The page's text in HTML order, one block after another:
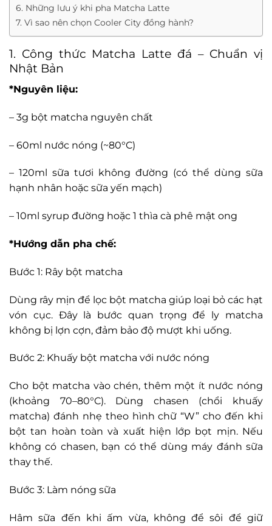
6. Những lưu ý khi pha Matcha Latte
7. Vì sao nên chọn Cooler City đồng hành?
1. Công thức Matcha Latte đá – Chuẩn vị
Nhật Bản
*Nguyên liệu:
– 3g bột matcha nguyên chất
– 60ml nước nóng (~80°C)
– 120ml sữa tươi không đường (có thể dùng sữa
hạnh nhân hoặc sữa yến mạch)
– 10ml syrup đường hoặc 1 thìa cà phê mật ong
*Hướng dẫn pha chế:
Bước 1: Rây bột matcha
Dùng rây mịn để lọc bột matcha giúp loại bỏ các hạt
vón cục. Đây là bước quan trọng để ly matcha
không bị lợn cợn, đảm bảo độ mượt khi uống.
Bước 2: Khuấy bột matcha với nước nóng
Cho bột matcha vào chén, thêm một ít nước nóng
(khoảng 70–80°C). Dùng chasen (chổi khuấy
matcha) đánh nhẹ theo hình chữ “W” cho đến khi
bột tan hoàn toàn và xuất hiện lớp bọt mịn. Nếu
không có chasen, bạn có thể dùng máy đánh sữa
thay thế.
Bước 3: Làm nóng sữa
Hâm sữa đến khi ấm vừa, không để sôi để giữ